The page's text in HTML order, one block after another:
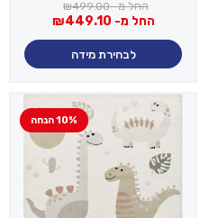
החל מ- ₪499.00
החל מ- ₪449.10
לבחירת מידה
10% הנחה